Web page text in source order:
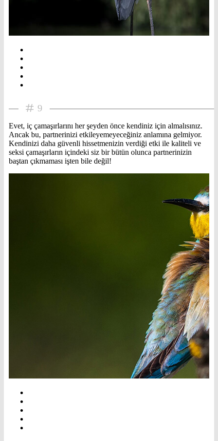
9
Evet, iç çamaşırlarını her şeyden önce kendiniz için almalısınız.
Ancak bu, partnerinizi etkileyemeyeceğiniz anlamına gelmiyor.
Kendinizi daha güvenli hissetmenizin verdiği etki ile kaliteli ve
seksi çamaşırların içindeki siz bir bütün olunca partnerinizin
baştan çıkmaması işten bile değil!